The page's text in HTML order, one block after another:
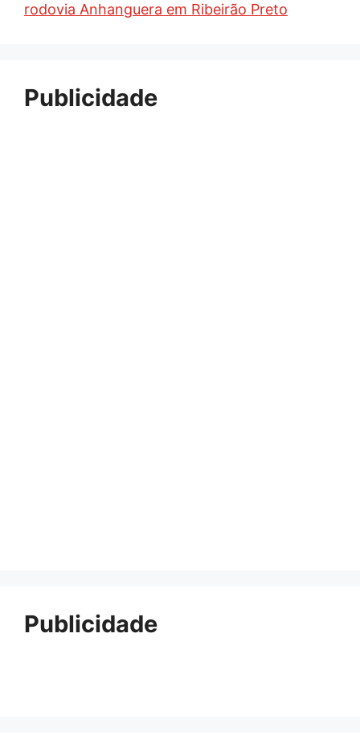
rodovia Anhanguera em Ribeirão Preto
Publicidade
Publicidade